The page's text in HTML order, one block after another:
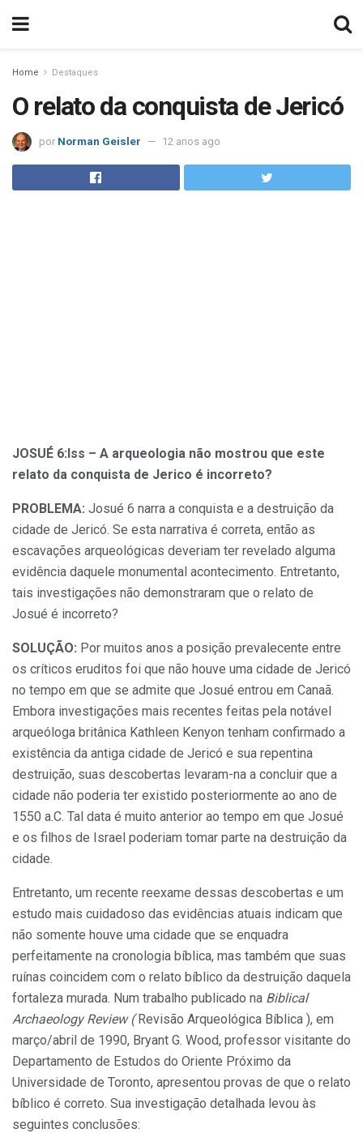
Home Destaques
O relato da conquista de Jericó
por Norman Geisler 12 anos ago
JOSUÉ 6:lss – A arqueologia não mostrou que este
relato da conquista de Jerico é incorreto?
PROBLEMA: Josué 6 narra a conquista e a destruição da
cidade de Jericó. Se esta narrativa é correta, então as
escavações arqueológicas deveriam ter revelado alguma
evidência daquele monumental acontecimento. Entretanto,
tais investigações não demonstraram que o relato de
Josué é incorreto?
SOLUÇÃO: Por muitos anos a posição prevalecente entre
os críticos eruditos foi que não houve uma cidade de Jericó
no tempo em que se admite que Josué entrou em Canaã.
Embora investigações mais recentes feitas pela notável
arqueóloga britânica Kathleen Kenyon tenham confirmado a
existência da antiga cidade de Jericó e sua repentina
destruição, suas descobertas levaram-na a concluir que a
cidade não poderia ter existido posteriormente ao ano de
1550 a.C. Tal data é muito anterior ao tempo em que Josué
e os filhos de Israel poderiam tomar parte na destruição da
cidade.
Entretanto, um recente reexame dessas descobertas e um
estudo mais cuidadoso das evidências atuais indicam que
não somente houve uma cidade que se enquadra
perfeitamente na cronologia bíblica, mas também que suas
ruínas coincidem com o relato bíblico da destruição daquela
fortaleza murada. Num trabalho publicado na Biblical
Archaeology Review (Revisão Arqueológica Bíblica ), em
março/abril de 1990, Bryant G. Wood, professor visitante do
Departamento de Estudos do Oriente Próximo da
Universidade de Toronto, apresentou provas de que o relato
bíblico é correto. Sua investigação detalhada levou às
seguintes conclusões: